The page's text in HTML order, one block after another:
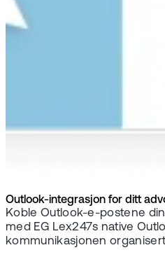
Outlook-integrasjon for ditt
Koble Outlook-e-postene
med EG Lex247s native
kommunikasjonen